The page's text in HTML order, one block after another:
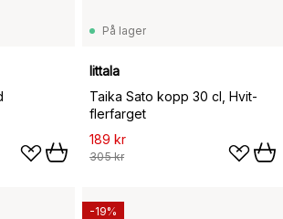
På lager
Iittala
Taika Sato kopp 30 cl, Hvit-
flerfarget
189 kr
305 kr
-19%